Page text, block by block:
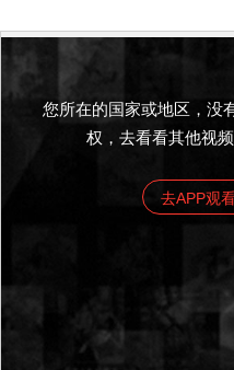
您所在的国家或地区，没
权，去看看其他视频
去APP观